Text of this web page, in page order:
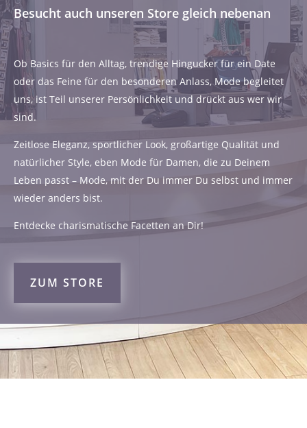
Besucht auch unseren Store gleich nebenan
Ob Basics für den Alltag, trendige Hingucker für ein Date
oder das Feine für den besonderen Anlass, Mode begleitet
uns, ist Teil unserer Persönlichkeit und drückt aus wer wir
sind.
Zeitlose Eleganz, sportlicher Look, großartige Qualität und
natürlicher Style, eben Mode für Damen, die zu Deinem
Leben passt – Mode, mit der Du immer Du selbst und immer
wieder anders bist.
Entdecke charismatische Facetten an Dir!
ZUM STORE